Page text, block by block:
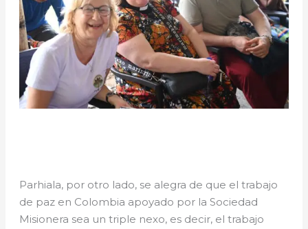
Parhiala, por otro lado, se alegra de que el trabajo
de paz en Colombia apoyado por la Sociedad
Misionera sea un triple nexo, es decir, el trabajo